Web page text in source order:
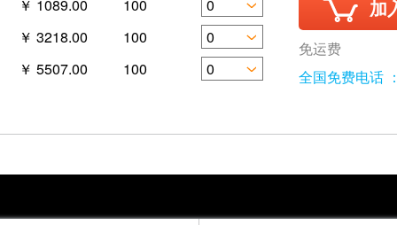
￥ 1089.00
100
￥ 3218.00
100
￥ 5507.00
100
加
免运费
全国免费电话